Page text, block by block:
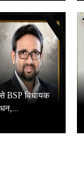
BSP विधायक